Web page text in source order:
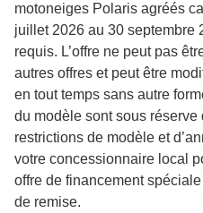
motoneiges Polaris agréés
juillet 2026 au 30 septembre
requis. L’offre ne peut pas
autres offres et peut être
en tout temps sans autre
du modèle sont sous
restrictions de modèle et
votre concessionnaire local
offre de financement
de remise.